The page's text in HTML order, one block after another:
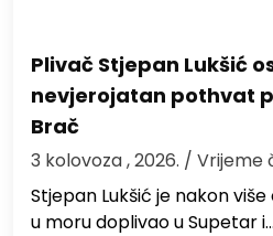
Plivač Stjepan Lukšić
nevjerojatan pothvat
Brač
3 kolovoza , 2026. / Vrijeme
St​jepan Lukšić je nakon
u moru doplivao u Supetar i…